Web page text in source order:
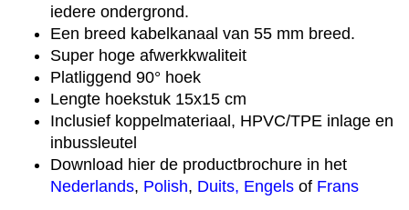
iedere ondergrond.
Een breed kabelkanaal van 55 mm breed.
Super hoge afwerkkwaliteit
Platliggend 90° hoek
Lengte hoekstuk 15x15 cm
Inclusief koppelmateriaal, HPVC/TPE inlage en
inbussleutel
Download hier de productbrochure in het
Nederlands, Polish, Duits, Engels of Frans